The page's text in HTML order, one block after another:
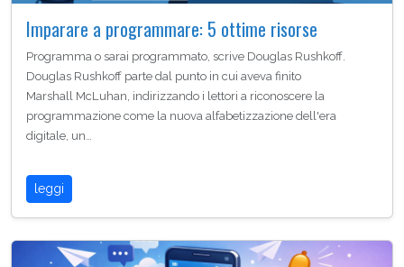
Imparare a programmare: 5 ottime risorse
Programma o sarai programmato, scrive Douglas Rushkoff.
Douglas Rushkoff parte dal punto in cui aveva finito
Marshall McLuhan, indirizzando i lettori a riconoscere la
programmazione come la nuova alfabetizzazione dell'era
digitale, un…
leggi